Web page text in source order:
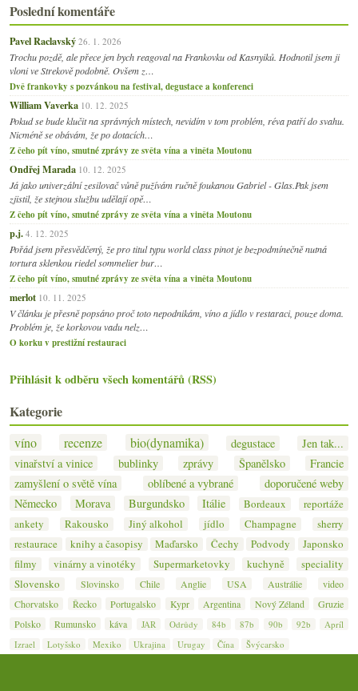
Poslední komentáře
Pavel Raclavský 26. 1. 2026
Trochu pozdě, ale přece jen bych reagoval na Frankovku od Kasnyiků. Hodnotil jsem ji
vloni ve Strekově podobně. Ovšem z…
Dvě frankovky s pozvánkou na festival, degustace a konferenci
William Vaverka 10. 12. 2025
Pokud se bude klučit na správných místech, nevidím v tom problém, réva patří do svahu.
Nicméně se obávám, že po dotacích…
Z čeho pít víno, smutné zprávy ze světa vína a viněta Moutonu
Ondřej Marada 10. 12. 2025
Já jako univerzální zesilovač vůně pužívám ručně foukanou Gabriel - Glas.Pak jsem
zjistil, že stejnou službu udělají opě…
Z čeho pít víno, smutné zprávy ze světa vína a viněta Moutonu
p.j. 4. 12. 2025
Pořád jsem přesvědčený, že pro titul typu world class pinot je bezpodmínečně nutná
tortura sklenkou riedel sommelier bur…
Z čeho pít víno, smutné zprávy ze světa vína a viněta Moutonu
merlot 10. 11. 2025
V článku je přesně popsáno proč toto nepodnikám, víno a jídlo v restaraci, pouze doma.
Problém je, že korkovou vadu nelz…
O korku v prestižní restauraci
Přihlásit k odběru všech komentářů (RSS)
Kategorie
víno recenze bio(dynamika) degustace
Jen tak...
vinařství a vinice
bublinky zprávy Španělsko
Francie
zamyšlení o světě vína
oblíbené a vybrané
doporučené weby
Německo
Morava Burgundsko Itálie Bordeaux
reportáže
ankety
Rakousko Jiný alkohol jídlo Champagne
sherry
restaurace
knihy a časopisy Maďarsko Čechy Podvody
Japonsko
filmy
vinárny a vinotéky Supermarketovky kuchyně
speciality
Slovensko
Slovinsko Chile Anglie USA Austrálie
video
Chorvatsko
Řecko Portugalsko Kypr Argentina Nový Zéland
Gruzie
Polsko
Rumunsko káva JAR Odrůdy 84b 87b 90b 92b
Apríl
Izrael
Lotyšsko Mexiko Ukrajina Urugay Čína Švýcarsko